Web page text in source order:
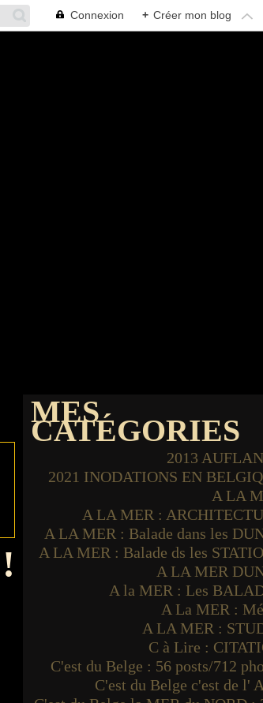
Connexion + Créer mon blog
!
MES
CATÉGORIES
2013
2021 INODATIONS EN
A LA
A LA MER :
A LA MER : Balade dans les
A LA MER : Balade ds les
A LA MER
A la MER : Les
A La MER :
A LA MER :
C à Lire :
C'est du Belge : 56 posts/712
C'est du Belge c'est de l'